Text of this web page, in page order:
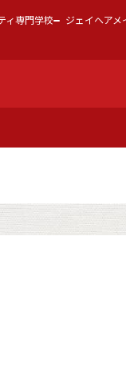
ィ専門学校 ジェイヘア